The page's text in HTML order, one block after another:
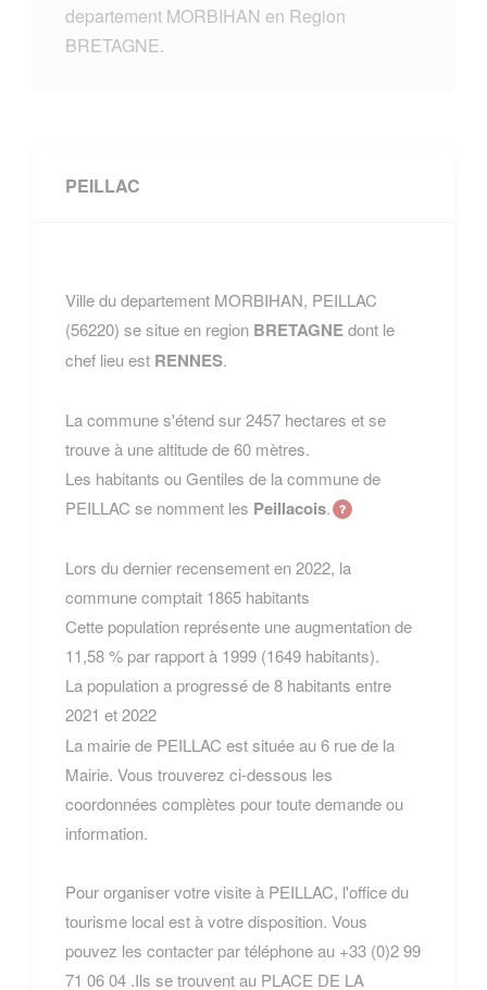
departement MORBIHAN en Region
BRETAGNE.
PEILLAC
Ville du departement MORBIHAN, PEILLAC
(56220) se situe en region BRETAGNEdont le
chef lieu est RENNES.
La commune s'étend sur 2457 hectares et se
trouve à une altitude de 60 mètres.
Les habitants ou Gentiles de la commune de
PEILLAC se nomment les Peillacois.
Lors du dernier recensement en 2022, la
commune comptait 1865 habitants
Cette population représente une augmentation de
11,58 % par rapport à 1999 (1649 habitants).
La population a progressé de 8 habitants entre
2021 et 2022
La mairie de PEILLAC est située au 6 rue de la
Mairie. Vous trouverez ci-dessous les
coordonnées complètes pour toute demande ou
information.
Pour organiser votre visite à PEILLAC, l'office du
tourisme local est à votre disposition. Vous
pouvez les contacter par téléphone au +33 (0)2 99
71 06 04 .Ils se trouvent au PLACE DE LA